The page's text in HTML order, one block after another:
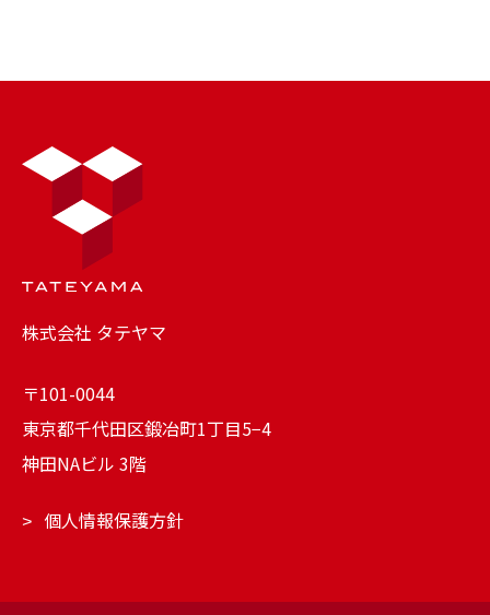
株式会社 タテヤマ
〒101-0044
東京都千代田区鍛冶町1丁目5−4
神田NAビル 3階
個人情報保護方針